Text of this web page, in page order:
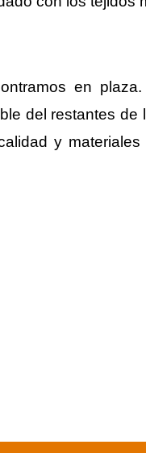
en
del restantes de
y